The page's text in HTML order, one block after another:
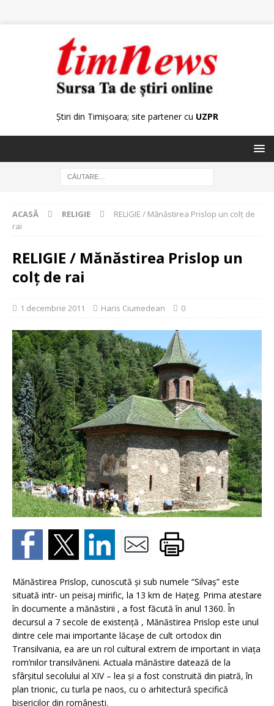
Știri din Timișoara; site partener cu UZPR
ACASĂ RELIGIE
RELIGIE / Mănăstirea Prislop un colţ de
rai
RELIGIE / Mănăstirea Prislop un
colţ de rai
1 decembrie 2011 Haris Ciumedean 0
Mănăstirea Prislop, cunoscută şi sub numele “Silvaş” este
situată intr- un peisaj mirific, la 13 km de Haţeg. Prima atestare
în documente a mănăstirii , a fost făcută în anul 1360. În
decursul a 7 secole de existenţă , Mănăstirea Prislop este unul
dintre cele mai importante lăcaşe de cult ortodox din
Transilvania, ea are un rol cultural extrem de important in viaţa
rom’nilor transilvăneni. Actuala mănăstire datează de la
sfârşitul secolului al XIV – lea şi a fost construită din piatră, în
plan trionic, cu turla pe naos, cu o arhitectură specifică
bisericilor din româneşti.